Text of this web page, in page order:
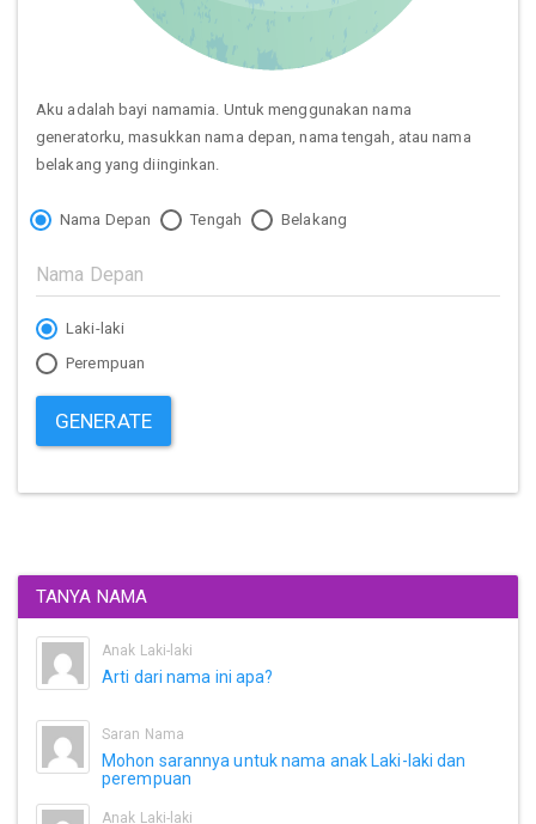
Aku adalah bayi namamia. Untuk menggunakan nama
generatorku, masukkan nama depan, nama tengah, atau nama
belakang yang diinginkan.
Nama Depan Tengah Belakang
Laki-laki
Perempuan
GENERATE
TANYA NAMA
Anak Laki-laki
Arti dari nama ini apa?
Saran Nama
Mohon sarannya untuk nama anak Laki-laki dan
perempuan
Anak Laki-laki